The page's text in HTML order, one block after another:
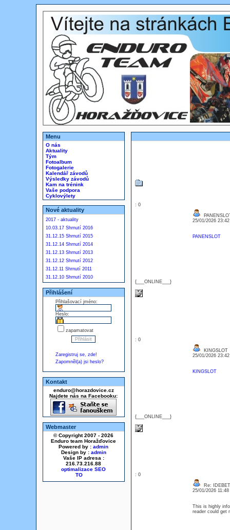
Menu
O nás
Aktuality
Tým
Fotoalbum
Fotogalerie
Kalendář závodů
Výsledky závodů
Kam na trénink
Vaše podpora
Cyklovýlety
Nové aktuality
2017 - aktuality
10.03.17 Shrnutí 2016
31.12.15 Shrnutí 2015
31.12.14 Shrnutí 2014
31.12.13 Shrnutí 2013
31.12.12 Shrnutí 2012
31.12.11 Shrnutí 2011
31.12.10 Shrnutí 2010
Přihlášení
Přihlašovací jméno:
Heslo:
zapamatovat
Zaregistruj se, zde!
Zapomněl(a) jsi heslo?
Kontakt
enduro@horazdovice.cz
Najdete nás na Facebooku:
Webmaster
© Copyright 2007 - 2026
Enduro team Horažďovice
Powered by : admin
Design by : admin
Vaše IP adresa :
216.73.216.88
optimalizace SEO
: 0
{___ONLINE___}
25/01/2026
PANENSLOT
: 0
{___ONLINE___}
KINGSLOT
25/01/2026
KINGSLOT
: 0
Re: IDEBET
25/01/2026
This is highly
reader could